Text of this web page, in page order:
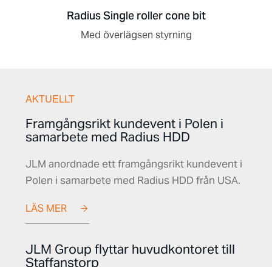
Radius Single roller cone bit
Med överlägsen styrning
AKTUELLT
Framgångsrikt kundevent i Polen i
samarbete med Radius HDD
JLM anordnade ett framgångsrikt kundevent i
Polen i samarbete med Radius HDD från USA.
LÄS MER
JLM Group flyttar huvudkontoret till
Staffanstorp